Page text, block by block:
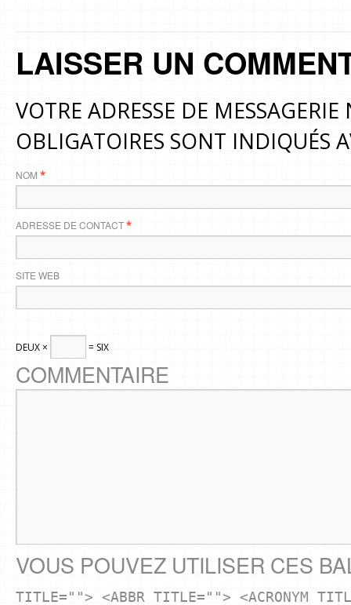
LAISSER UN
VOTRE ADRESSE DE
OBLIGATOIRES SONT INDIQUÉS
NOM *
ADRESSE DE CONTACT*
SITE WEB
DEUX × = SIX
COMMENTAIRE
VOUS POUVEZ UTILISER CES
TITLE=""> <ABBR TITLE=""> <ACRONYM